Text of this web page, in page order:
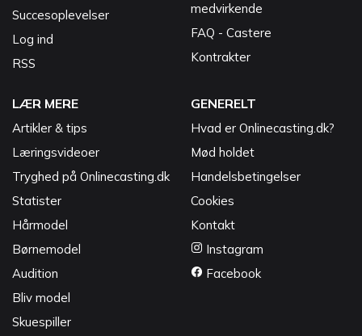
Succesoplevelser
Log ind
RSS
medvirkende
FAQ - Castere
Kontrakter
LÆR MERE
Artikler & tips
Læringsvideoer
Tryghed på Onlinecasting.dk
Statister
Hårmodel
Børnemodel
Audition
Bliv model
Skuespiller
GENERELT
Hvad er Onlinecasting.dk?
Mød holdet
Handelsbetingelser
Cookies
Kontakt
Instagram
Facebook